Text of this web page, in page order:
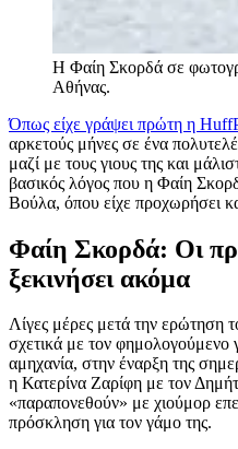
Η Φαίη Σκορδά σε
Αθήνας.
Όπως είχε γράψει πρώτη η
αρκετούς μήνες σε ένα
μαζί με τους γιους της και
βασικός λόγος που η Φαίη
Βούλα, όπου είχε προχωρήσει
Φαίη Σκορδά: Οι
ξεκινήσει ακόμα
Λίγες μέρες μετά την ερώτηση
σχετικά με τον φημολογούμενο
αμηχανία, στην έναρξη της
η Κατερίνα Ζαρίφη με τον
«παραπονεθούν» με χιούμoρ
πρόσκληση για τον γάμο της.